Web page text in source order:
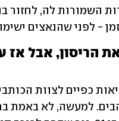
- לפני שהנאצים ישימו